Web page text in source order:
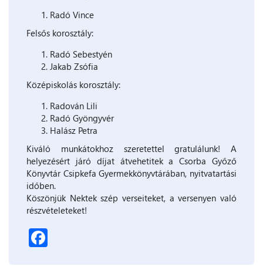
Radó Vince
Felsős korosztály:
Radó Sebestyén
Jakab Zsófia
Középiskolás korosztály:
Radován Lili
Radó Gyöngyvér
Halász Petra
Kiváló munkátokhoz szeretettel gratulálunk! A
helyezésért járó díjat átvehetitek a Csorba Győző
Könyvtár Csipkefa Gyermekkönyvtárában, nyitvatartási
időben.
Köszönjük Nektek szép verseiteket, a versenyen való
részvételeteket!